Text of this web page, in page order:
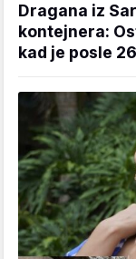
Dragana iz
kontejnera:
kad je posle